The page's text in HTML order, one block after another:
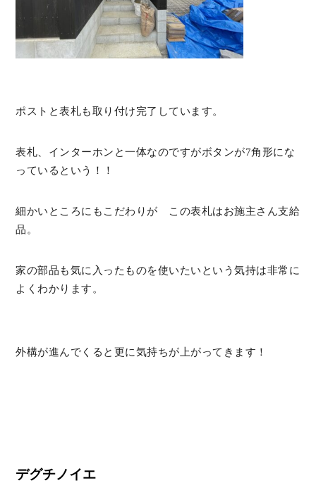
ポストと表札も取り付け完了しています。
表札、インターホンと一体なのですがボタンが7角形にな
っているという！！
細かいところにもこだわりが この表札はお施主さん支給
品。
家の部品も気に入ったものを使いたいという気持は非常に
よくわかります。
外構が進んでくると更に気持ちが上がってきます！
デグチノイエ